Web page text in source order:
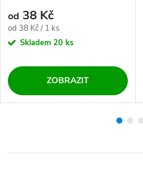
od 38 Kč
Měrná cena:
od 38 Kč / 1 ks
Skladem 20 ks
ZOBRAZIT